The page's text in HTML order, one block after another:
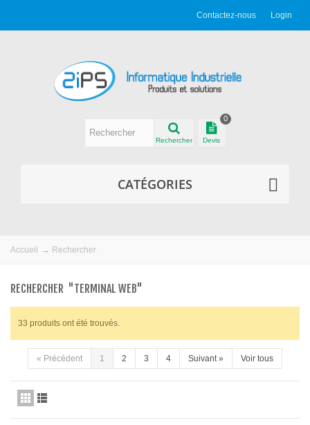
Login
Contactez-nous
Rechercher Devis
0
CATÉGORIES
Accueil → Rechercher
RECHERCHER "TERMINAL WEB"
33 produits ont été trouvés.
« Précédent 1 2 3 4 Suivant» Voir tous